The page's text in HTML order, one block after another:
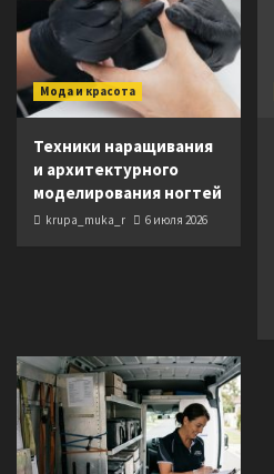
Мода и красота
Техники наращивания
и архитектурного
моделирования ногтей
krupa_muka_r 6 июля 2026